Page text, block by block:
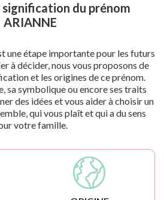
signification du prénom
ARIANNE
une étape importante pour les futurs
à décider, nous vous proposons de
et les origines de ce prénom.
sa symbolique ou encore ses traits
des idées et vous aider à choisir un
qui vous plaît et qui a du sens
votre famille.